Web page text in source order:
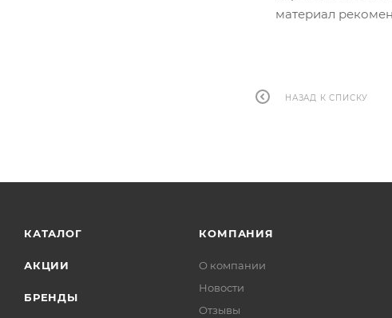
материал
НАЗАД К СПИСКУ
КАТАЛОГ
АКЦИИ
БРЕНДЫ
КОМПАНИЯ
О компании
Новости
Отзывы